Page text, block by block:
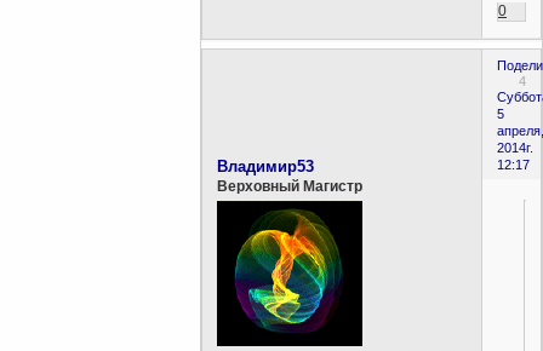
0
4
5
апреля,
2014г.
12:17
Владимир53
Верховный Магистр